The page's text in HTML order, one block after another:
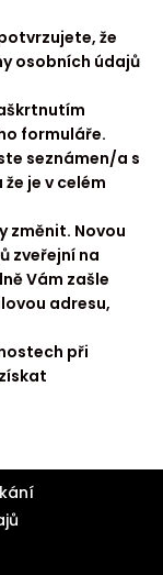
že
osobních údajů
formuláře.
seznámen/a s
je v celém
změnit. Novou
zveřejní na
Vám zašle
adresu,
při